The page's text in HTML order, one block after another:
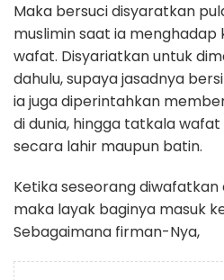
Maka bersuci disyaratkan
muslimin saat ia
wafat. Disyariatkan untuk
dahulu, supaya jasadnya
ia juga diperintahkan
di dunia, hingga tatkala
secara lahir maupun batin.
Ketika seseorang
maka layak baginya masuk
Sebagaimana firman-Nya,